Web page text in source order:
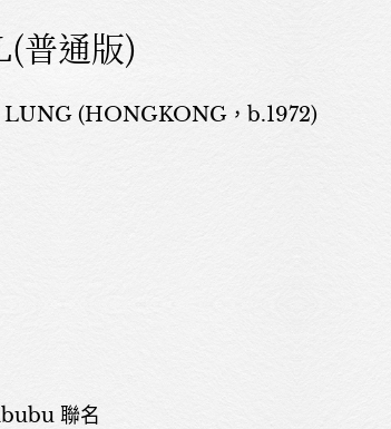
普通版)
LUNG (HONGKONG，b.1972)
聯名